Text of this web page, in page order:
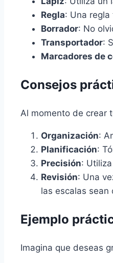
Regla: Una
Borrador: No
Transportador:
Marcadores de
Consejos
Al momento de crear
Organización:
Planificación:
Precisión:
Revisión: Una
las escalas sean
Ejemplo
Imagina que deseas